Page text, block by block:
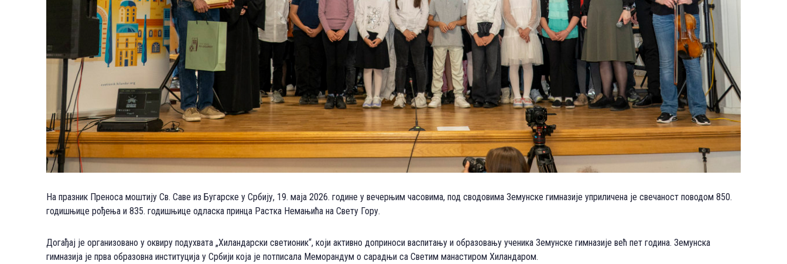
На празник Преноса моштију Св. Саве из Бугарске у Србију, 19. маја 2026. године у вечерњим часовима, под сводовима Земунске гимназије уприличена је свечаност поводом 850.
годишњице рођења и 835. годишњице одласка принца Растка Немањића на Свету Гору.
Догађај је организовано у оквиру подухвата „Хиландарски светионик“, који активно доприноси васпитању и образовању ученика Земунске гимназије већ пет година. Земунска
гимназија је прва образовна институција у Србији која је потписала Меморандум о сарадњи са Светим манастиром Хиландаром.